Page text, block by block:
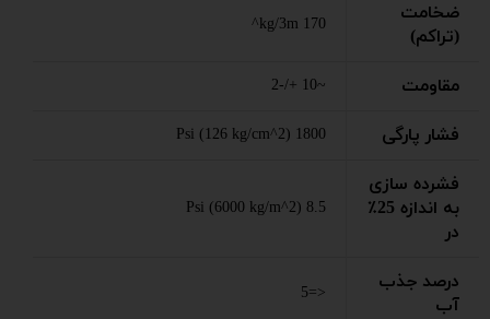
ضخامت
(تراکم)
170 kg/3m^
مقاومت ~10 +/-2
فشار پارگی 1800 Psi (126 kg/cm^2)
فشرده سازی
به اندازه 25٪
در
8.5 Psi (6000 kg/m^2)
درصد جذب
آب
<=5